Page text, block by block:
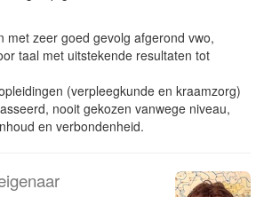
met zeer goed gevolg afgerond vwo,
taal met uitstekende resultaten tot
(verpleegkunde en kraamzorg)
nooit gekozen vanwege niveau,
en verbondenheid.